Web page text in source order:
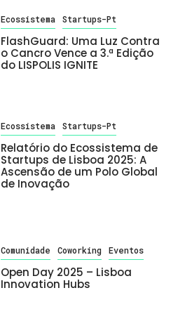
Ecossistema Startups-Pt
FlashGuard: Uma Luz Contra
o Cancro Vence a 3.ª Edição
do LISPOLIS IGNITE
Ecossistema Startups-Pt
Relatório do Ecossistema de
Startups de Lisboa 2025: A
Ascensão de um Polo Global
de Inovação
Comunidade Coworking Eventos
Open Day 2025 – Lisboa
Innovation Hubs